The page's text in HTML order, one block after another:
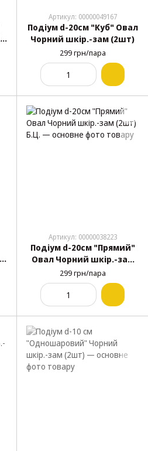
Артикул: 00000049167
Подіум d-20см "Куб" Овал
Чорний шкір.-зам (2шт)
299 грн/пара
Артикул: 00000038223
Подіум d-20см "Прямий"
Овал Чорний шкір.-зам
(2шт) Б.Ц.
299 грн/пара